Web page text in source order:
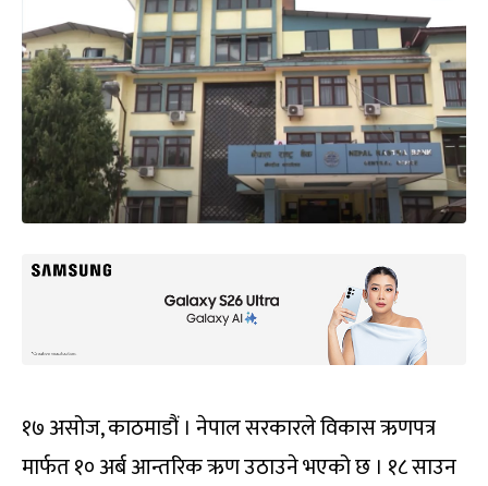
१७ असोज, काठमाडौं । नेपाल सरकारले विकास ऋणपत्र
मार्फत १० अर्ब आन्तरिक ऋण उठाउने भएको छ । १८ साउन